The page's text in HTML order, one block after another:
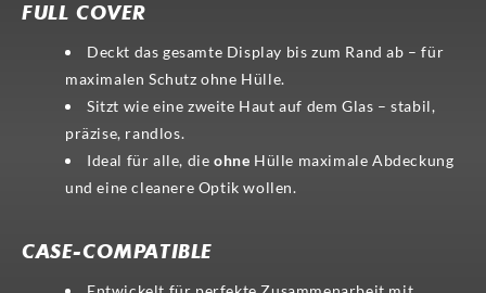
FULL COVER
Deckt das gesamte Display bis zum Rand ab – für
maximalen Schutz ohne Hülle.
Sitzt wie eine zweite Haut auf dem Glas – stabil,
präzise, randlos.
Ideal für alle, die ohne Hülle maximale Abdeckung
und eine cleanere Optik wollen.
CASE-COMPATIBLE